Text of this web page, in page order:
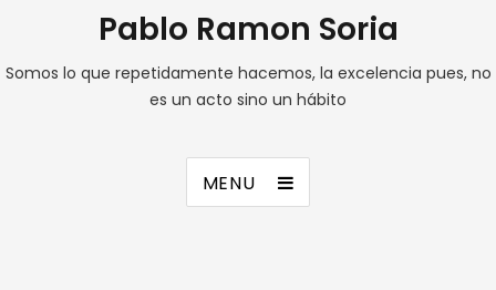
Pablo Ramon Soria
Somos lo que repetidamente hacemos, la excelencia pues, no
es un acto sino un hábito
MENU